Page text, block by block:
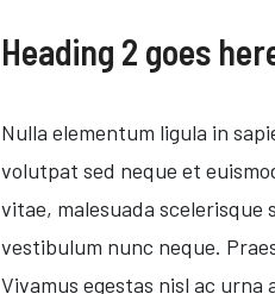
Heading 2 goes
Nulla elementum ligula in
volutpat sed neque et
vitae, malesuada
vestibulum nunc neque.
Vivamus egestas nisl ac